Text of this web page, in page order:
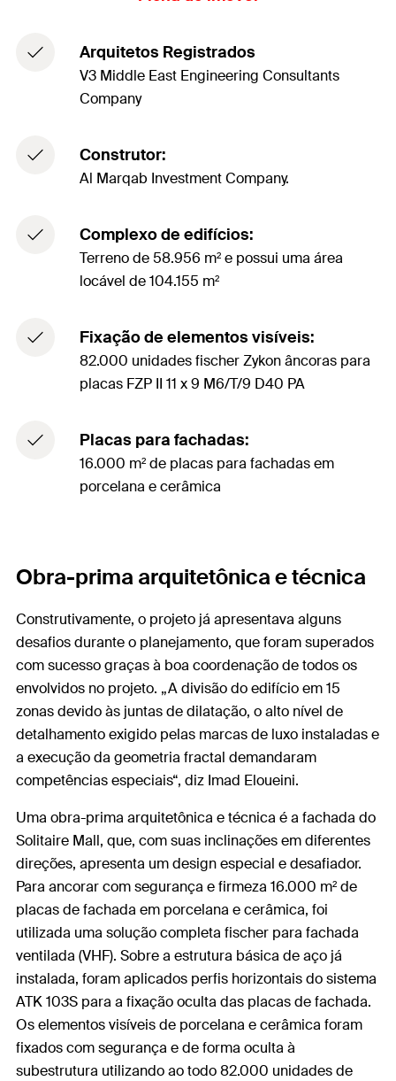
Arquitetos Registrados
V3 Middle East Engineering Consultants
Company
Construtor:
Al Marqab Investment Company.
Complexo de edifícios:
Terreno de 58.956 m² e possui uma área
locável de 104.155 m²
Fixação de elementos visíveis:
82.000 unidades fischer Zykon âncoras para
placas FZP II 11 x 9 M6/T/9 D40 PA
Placas para fachadas:
16.000 m² de placas para fachadas em
porcelana e cerâmica
Obra-prima arquitetônica e técnica
Construtivamente, o projeto já apresentava alguns
desafios durante o planejamento, que foram superados
com sucesso graças à boa coordenação de todos os
envolvidos no projeto. „A divisão do edifício em 15
zonas devido às juntas de dilatação, o alto nível de
detalhamento exigido pelas marcas de luxo instaladas e
a execução da geometria fractal demandaram
competências especiais“, diz Imad Eloueini.
Uma obra-prima arquitetônica e técnica é a fachada do
Solitaire Mall, que, com suas inclinações em diferentes
direções, apresenta um design especial e desafiador.
Para ancorar com segurança e firmeza 16.000 m² de
placas de fachada em porcelana e cerâmica, foi
utilizada uma solução completa fischer para fachada
ventilada (VHF). Sobre a estrutura básica de aço já
instalada, foram aplicados perfis horizontais do sistema
ATK 103S para a fixação oculta das placas de fachada.
Os elementos visíveis de porcelana e cerâmica foram
fixados com segurança e de forma oculta à
subestrutura utilizando ao todo 82.000 unidades de